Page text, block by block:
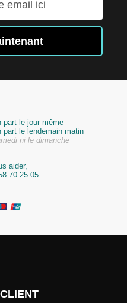
part le jour même
part le lendemain matin
ni le dimanche
aider,
70 25 05